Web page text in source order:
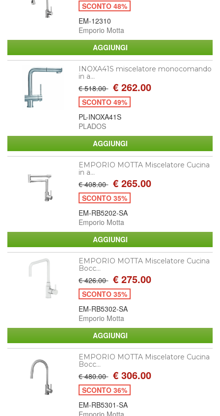
SCONTO 48%
EM-12310
Emporio Motta
INOXA41S miscelatore monocomando
in a...
€ 518.00 € 262.00
SCONTO 49%
PL-INOXA41S
PLADOS
EMPORIO MOTTA Miscelatore Cucina
in a...
€ 408.00 € 265.00
SCONTO 35%
EM-RB5202-SA
Emporio Motta
EMPORIO MOTTA Miscelatore Cucina
Bocc...
€ 426.00 € 275.00
SCONTO 35%
EM-RB5302-SA
Emporio Motta
EMPORIO MOTTA Miscelatore Cucina
Bocc...
€ 480.00 € 306.00
SCONTO 36%
EM-RB5301-SA
Emporio Motta